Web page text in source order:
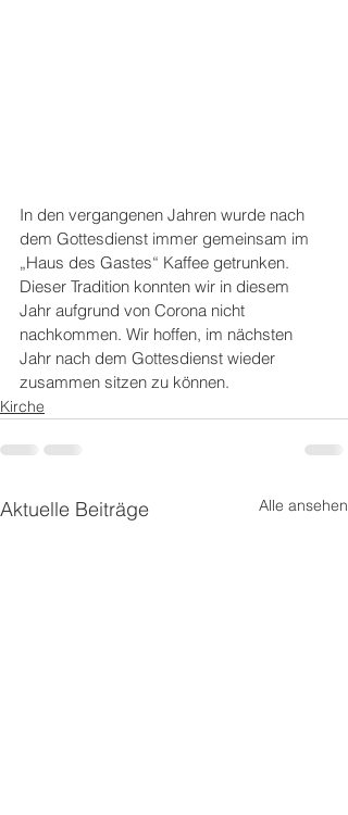
In den vergangenen Jahren wurde nach
dem Gottesdienst immer gemeinsam im
„Haus des Gastes“ Kaffee getrunken.
Dieser Tradition konnten wir in diesem
Jahr aufgrund von Corona nicht
nachkommen. Wir hoffen, im nächsten
Jahr nach dem Gottesdienst wieder
zusammen sitzen zu können.
Kirche
Aktuelle Beiträge Alle ansehen